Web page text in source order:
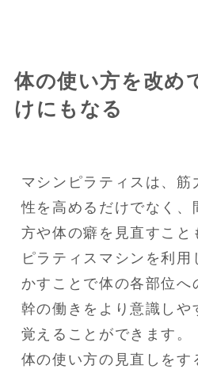
体の使い方を改め
けにもなる
マシンピラティスは、筋
性を高めるだけでなく、
方や体の癖を見直すこと
ピラティスマシンを利
かすことで体の各部位へ
幹の働きをより意識しや
覚えることができます。
体の使い方の見直しをす